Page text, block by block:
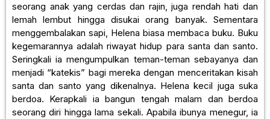
seorang anak yang cerdas dan rajin, juga rendah hati dan
lemah lembut hingga disukai orang banyak. Sementara
menggembalakan sapi, Helena biasa membaca buku. Buku
kegemarannya adalah riwayat hidup para santa dan santo.
Seringkali ia mengumpulkan teman-teman sebayanya dan
menjadi “katekis” bagi mereka dengan menceritakan kisah
santa dan santo yang dikenalnya. Helena kecil juga suka
berdoa. Kerapkali ia bangun tengah malam dan berdoa
seorang diri hingga lama sekali. Apabila ibunya menegur, ia